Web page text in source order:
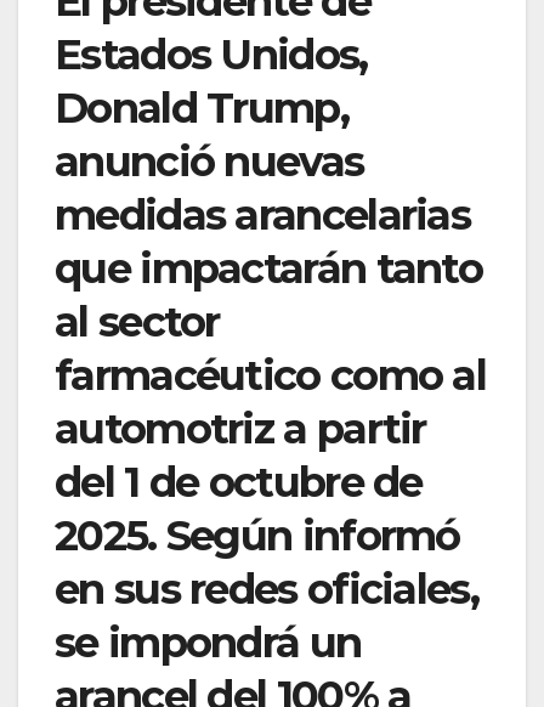
Estados Unidos,
Donald Trump,
anunció nuevas
medidas arancelarias
que impactarán tanto
al sector
farmacéutico como al
automotriz a partir
del 1 de octubre de
2025. Según informó
en sus redes oficiales,
se impondrá un
arancel del 100% a